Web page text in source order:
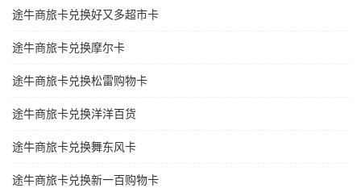
途牛商旅卡兑换好又多超市卡
途牛商旅卡兑换摩尔卡
途牛商旅卡兑换松雷购物卡
途牛商旅卡兑换洋洋百货
途牛商旅卡兑换舞东风卡
途牛商旅卡兑换新一百购物卡